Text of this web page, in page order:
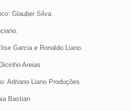
Glauber Silva.
Garcia e Ronaldo Liano.
Areias
Adriano Liano Produções
Bastian